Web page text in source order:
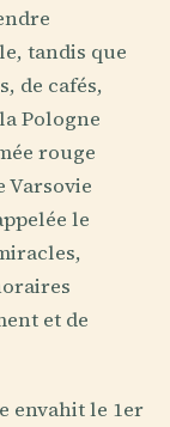
tandis que
de cafés,
Pologne
rouge
Varsovie
le
et de
envahit le 1er